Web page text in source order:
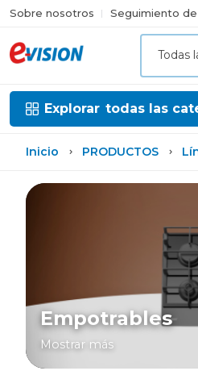
Sobre nosotros Seguimiento
Todas
Explorar todas las
Inicio PRODUCTOS
Empotrables
Mostrar más